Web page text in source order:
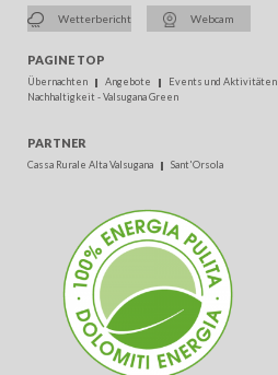
Wetterbericht Webcam
PAGINE TOP
Übernachten Angebote Events und Aktivitäten
Nachhaltigkeit - Valsugana Green
PARTNER
Cassa Rurale Alta Valsugana Sant'Orsola